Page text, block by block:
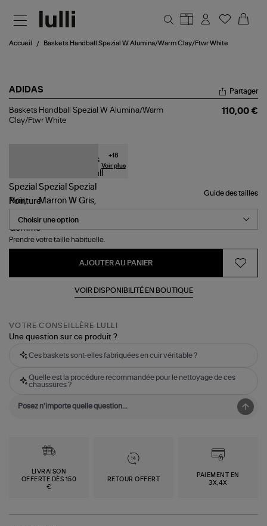
Accueil Baskets Handball Spezial W Alumina/Warm Clay/Ftwr White
ADIDAS
Baskets
Handball
Spezial
Partager
Baskets Handball Spezial W Alumina/Warm
Clay/Ftwr White
110,00 €
+18
Voir plus
Guide des tailles
Pointure
Prendre votre taille habituelle.
AJOUTER AU PANIER
VOIR DISPONIBILITÉ EN BOUTIQUE
VOTRE CONSEILLÈRE LULLI
Une question sur ce produit ?
Ces baskets sont-elles fabriquées en cuir véritable ?
Quelle est la procédure recommandée pour le nettoyage de ces
chaussures ?
LIVRAISON
OFFERTE DÈS 150
€
RETOUR OFFERT
PAIEMENT EN
3X,4X